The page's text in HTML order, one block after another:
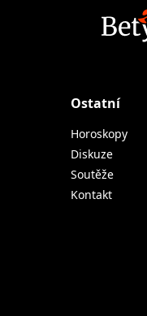
Ostatní
Horoskopy
Diskuze
Soutěže
Kontakt